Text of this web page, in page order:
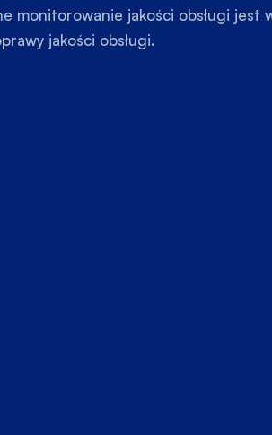
monitorowanie jakości obsługi
jakości obsługi.